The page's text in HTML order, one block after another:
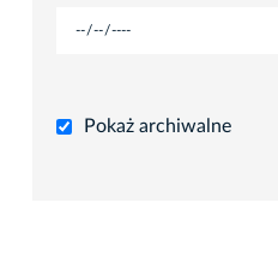
Pokaż archiwalne